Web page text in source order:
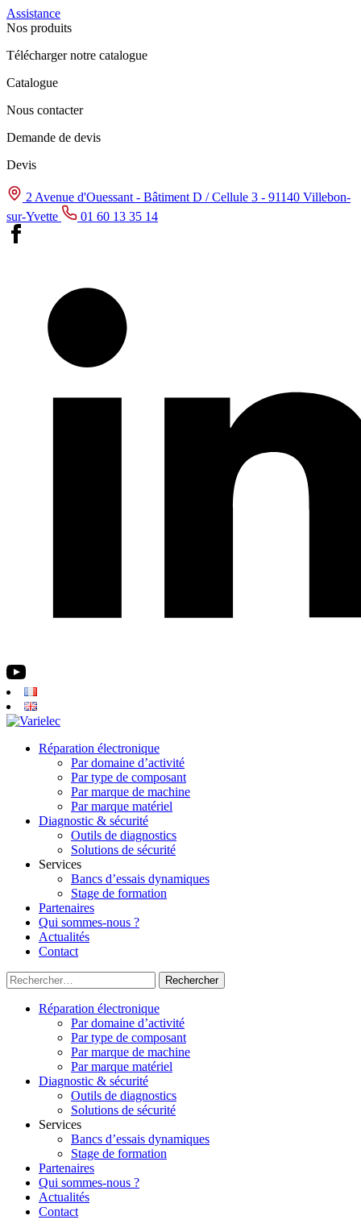
Assistance
Nos produits
Télécharger notre catalogue
Catalogue
Nous contacter
Demande de devis
Devis
2 Avenue d'Ouessant - Bâtiment D / Cellule 3 - 91140 Villebon-
sur-Yvette
01 60 13 35 14
Réparation électronique
Par domaine d’activité
Par type de composant
Par marque de machine
Par marque matériel
Diagnostic & sécurité
Outils de diagnostics
Solutions de sécurité
Services
Bancs d’essais dynamiques
Stage de formation
Partenaires
Qui sommes-nous ?
Actualités
Contact
Rechercher :
Réparation électronique
Par domaine d’activité
Par type de composant
Par marque de machine
Par marque matériel
Diagnostic & sécurité
Outils de diagnostics
Solutions de sécurité
Services
Bancs d’essais dynamiques
Stage de formation
Partenaires
Qui sommes-nous ?
Actualités
Contact